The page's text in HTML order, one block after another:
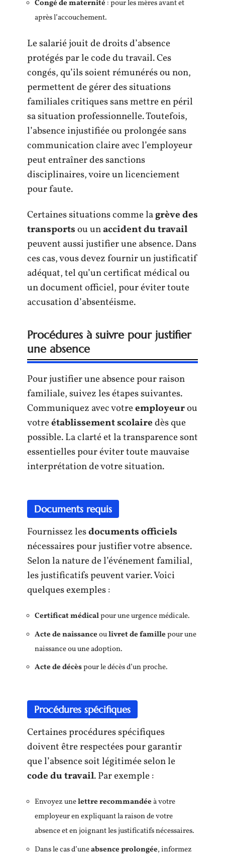
Congé de maternité : pour les mères avant et
après l’accouchement.
Le salarié jouit de droits d’absence
protégés par le code du travail. Ces
congés, qu’ils soient rémunérés ou non,
permettent de gérer des situations
familiales critiques sans mettre en péril
sa situation professionnelle. Toutefois,
l’absence injustifiée ou prolongée sans
communication claire avec l’employeur
peut entraîner des sanctions
disciplinaires, voire un licenciement
pour faute.
Certaines situations comme lagrève des
transportsou unaccident du travail
peuvent aussi justifier une absence. Dans
ces cas, vous devez fournir un justificatif
adéquat, tel qu’un certificat médical ou
un document officiel, pour éviter toute
accusation d’absentéisme.
Procédures à suivre pour justifier
une absence
Pour justifier une absence pour raison
familiale, suivez les étapes suivantes.
Communiquez avec votreemployeurou
votreétablissement scolairedès que
possible. La clarté et la transparence sont
essentielles pour éviter toute mauvaise
interprétation de votre situation.
Documents requis
Fournissez lesdocuments officiels
nécessaires pour justifier votre absence.
Selon la nature de l’événement familial,
les justificatifs peuvent varier. Voici
quelques exemples :
Certificat médicalpour une urgence médicale.
Acte de naissanceoulivret de famillepour une
naissance ou une adoption.
Acte de décèspour le décès d’un proche.
Procédures spécifiques
Certaines procédures spécifiques
doivent être respectées pour garantir
que l’absence soit légitimée selon le
code du travail. Par exemple :
Envoyez unelettre recommandéeà votre
employeur en expliquant la raison de votre
absence et en joignant les justificatifs nécessaires.
Dans le cas d’uneabsence prolongée, informez